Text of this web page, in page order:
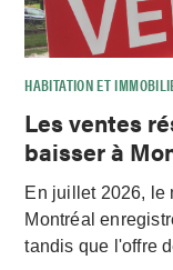
HABITATION ET
Les ventes
baisser à
En juillet 2026, le
Montréal
tandis que l'offre